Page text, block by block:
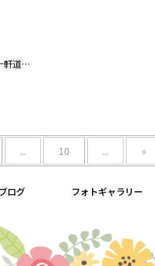
軒道…
... 10 ... »
ログ フォトギャラリー